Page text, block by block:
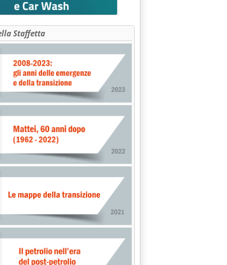
l'edilizia romana'
Staffetta